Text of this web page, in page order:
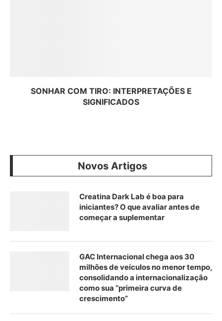
SONHAR COM TIRO: INTERPRETAÇÕES E
SIGNIFICADOS
Novos Artigos
Creatina Dark Lab é boa para
iniciantes? O que avaliar antes de
começar a suplementar
GAC Internacional chega aos 30
milhões de veículos no menor tempo,
consolidando a internacionalização
como sua “primeira curva de
crescimento”